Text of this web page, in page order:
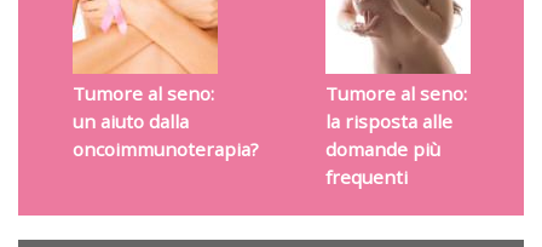
Tumore al seno:
un aiuto dalla
oncoimmunoterapia?
Tumore al seno:
la risposta alle
domande più
frequenti